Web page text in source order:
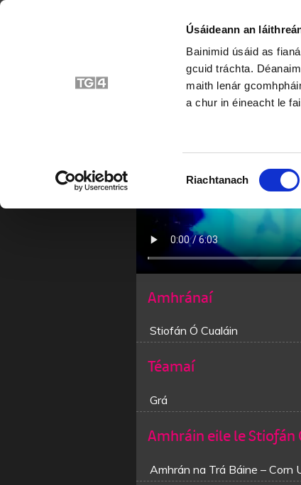
Úsáideann an
Bainimid úsáid as
gcuid tráchta.
maith lenár
a chur in éineacht le
Riachtanach
Amhránaí
Stiofán Ó Cualáin
Téamaí
Grá
Amhráin eile le Stiofán
Amhrán na Trá Báine – Corn